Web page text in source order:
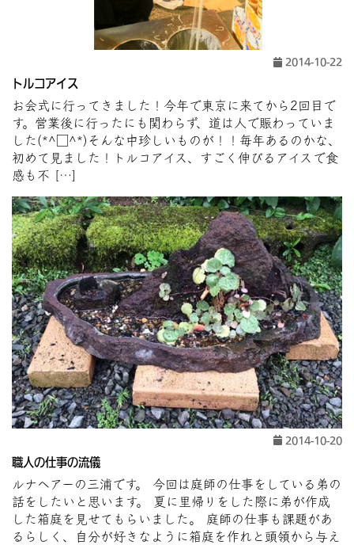
2014-10-22
トルコアイス
お会式に行ってきました！今年で東京に来てから2回目で
す。営業後に行ったにも関わらず、道は人で賑わっていま
した(*^□^*)そんな中珍しいものが！！毎年あるのかな、
初めて見ました！トルコアイス、すごく伸びるアイスで食
感も不 […]
2014-10-20
職人の仕事の流儀
ルナヘアーの三浦です。 今回は庭師の仕事をしている弟の
話をしたいと思います。 夏に里帰りをした際に弟が作成
した箱庭を見せてもらいました。 庭師の仕事も課題があ
るらしく、自分が好きなように箱庭を作れと頭領から与え